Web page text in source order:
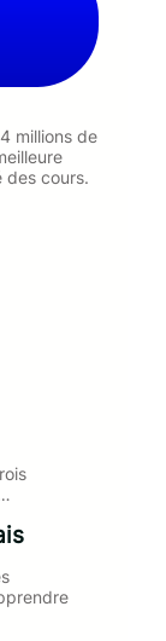
millions de
des cours.